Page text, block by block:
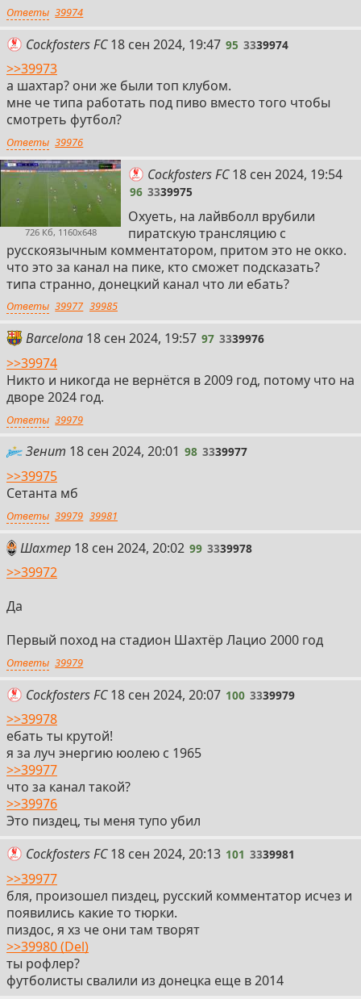
Ответы 39974
Cockfosters FC 95
18 сен 2024, 19:47 95 3339974
>>39973
а шахтар? они же были топ клубом.
мне че типа работать под пиво вместо того чтобы
смотреть футбол?
Ответы 39976
726 Кб, 1160x648
Cockfosters FC 96
18 сен 2024, 19:54
96 3339975
Охуеть, на лайвболл врубили
пиратскую трансляцию с
русскоязычным комментатором, притом это не окко.
что это за канал на пике, кто сможет подсказать?
типа странно, донецкий канал что ли ебать?
Ответы 39977 39985
Barcelona 97
18 сен 2024, 19:57 97 3339976
>>39974
Никто и никогда не вернётся в 2009 год, потому что на
дворе 2024 год.
Ответы 39979
Зенит 98
18 сен 2024, 20:01 98 3339977
>>39975
Сетанта мб
Ответы 39979 39981
Шахтер 99
18 сен 2024, 20:02 99 3339978
>>39972
Да
Первый поход на стадион Шахтёр Лацио 2000 год
Ответы 39979
Cockfosters FC 100
18 сен 2024, 20:07 100 3339979
>>39978
ебать ты крутой!
я за луч энергию юолею с 1965
>>39977
что за канал такой?
>>39976
Это пиздец, ты меня тупо убил
Cockfosters FC 101
18 сен 2024, 20:13 101 3339981
>>39977
бля, произошел пиздец, русский комментатор исчез и
появились какие то тюрки.
пиздос, я хз че они там творят
>>39980 (Del)
ты рофлер?
футболисты свалили из донецка еще в 2014